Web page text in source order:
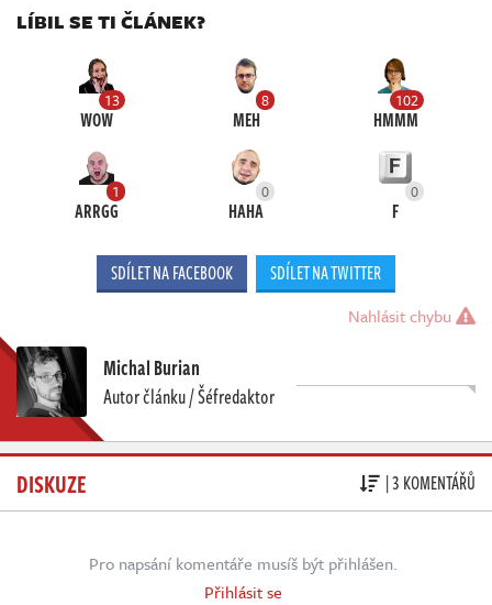
LÍBIL SE TI ČLÁNEK?
13
WOW
8
MEH
102
HMMM
1
ARRGG
0
HAHA
0
F
SDÍLET NA FACEBOOK SDÍLET NA TWITTER
Nahlásit chybu
Michal Burian
Autor článku / Šéfredaktor
DISKUZE | 3 KOMENTÁŘŮ
Pro napsání komentáře musíš být přihlášen.
Přihlásit se